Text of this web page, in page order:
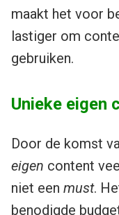
maakt het voor
lastiger om
gebruiken.
Unieke eigen
Door de komst
eigen content
niet een must.
benodigde